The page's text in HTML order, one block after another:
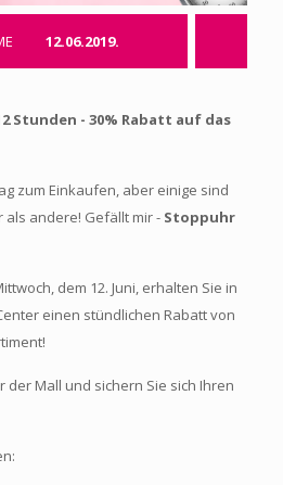
12.06.2019.
Stunden - 30% Rabatt auf das
zum Einkaufen, aber einige sind
als andere! Gefällt mir - Stoppuhr
dem 12. Juni, erhalten Sie in
einen stündlichen Rabatt von
der Mall und sichern Sie sich Ihren